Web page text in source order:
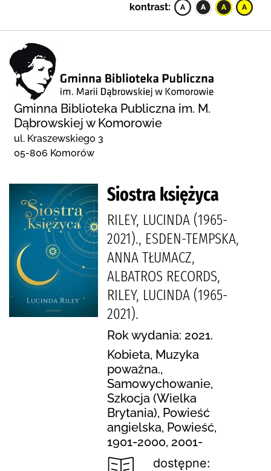
kontrast:
Gminna Biblioteka Publiczna im. M.
Dąbrowskiej w Komorowie
ul. Kraszewskiego 3
05-806 Komorów
Siostra księżyca
RILEY, LUCINDA (1965-
2021)., ESDEN-TEMPSKA,
ANNA TŁUMACZ,
ALBATROS RECORDS,
RILEY, LUCINDA (1965-
2021).
Rok wydania: 2021.
Kobieta, Muzyka
poważna.,
Samowychowanie,
Szkocja (Wielka
Brytania), Powieść
angielska, Powieść,
1901-2000, 2001-
dostępne: